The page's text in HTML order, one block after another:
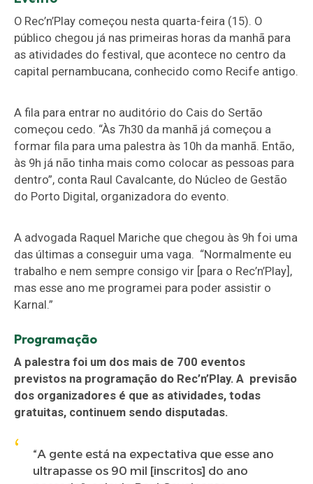
O Rec’n’Play começou nesta quarta-feira (15). O
público chegou já nas primeiras horas da manhã para
as atividades do festival, que acontece no centro da
capital pernambucana, conhecido como Recife antigo.
A fila para entrar no auditório do Cais do Sertão
começou cedo. “Às 7h30 da manhã já começou a
formar fila para uma palestra às 10h da manhã. Então,
às 9h já não tinha mais como colocar as pessoas para
dentro”, conta Raul Cavalcante, do Núcleo de Gestão
do Porto Digital, organizadora do evento.
A advogada Raquel Mariche que chegou às 9h foi uma
das últimas a conseguir uma vaga. “Normalmente eu
trabalho e nem sempre consigo vir [para o Rec’n’Play],
mas esse ano me programei para poder assistir o
Karnal.”
Programação
A palestra foi um dos mais de 700 eventos
previstos na programação do Rec’n’Play. A previsão
dos organizadores é que as atividades, todas
gratuitas, continuem sendo disputadas.
“A gente está na expectativa que esse ano
ultrapasse os 90 mil [inscritos] do ano